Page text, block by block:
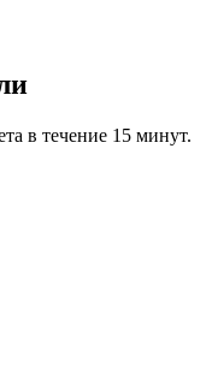
в течение 15 минут.